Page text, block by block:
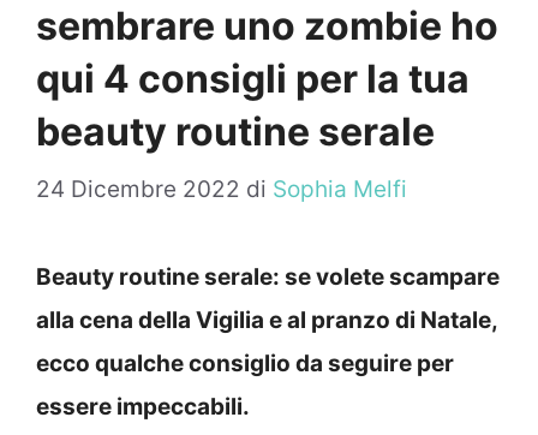
sembrare uno zombie ho
qui 4 consigli per la tua
beauty routine serale
24 Dicembre 2022 di Sophia Melfi
Beauty routine serale: se volete scampare
alla cena della Vigilia e al pranzo di Natale,
ecco qualche consiglio da seguire per
essere impeccabili.